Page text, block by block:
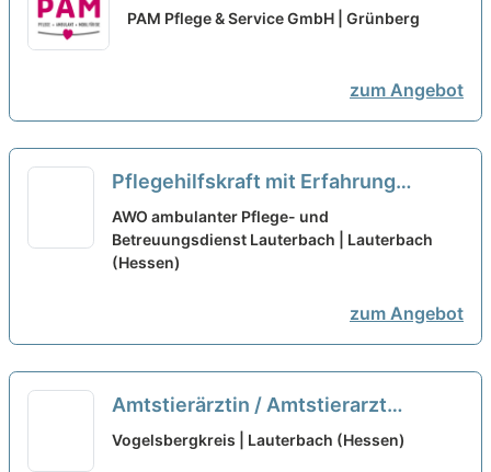
uns startet Deine Karriere! neu
PAM Pflege & Service GmbH | Grünberg
zum Angebot
Pflegehilfskraft mit Erfahrung
(m/w/d) in Teilzeit - Hier sind Sie
willkommen! neu
AWO ambulanter Pflege- und
Betreuungsdienst Lauterbach | Lauterbach
(Hessen)
zum Angebot
Amtstierärztin / Amtstierarzt
(m/w/d), alternativ Amtliche
Vogelsbergkreis | Lauterbach (Hessen)